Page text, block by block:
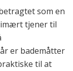
som en
tjener til
er bademåtter
til at